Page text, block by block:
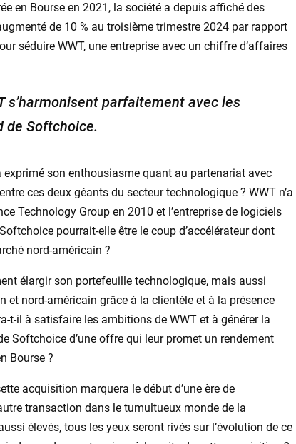
en Bourse en 2021, la société a depuis affiché des
de 10 % au troisième trimestre 2024 par rapport
séduire WWT, une entreprise avec un chiffre d’affaires
s’harmonisent parfaitement avec les
de Softchoice.
son enthousiasme quant au partenariat avec
ces deux géants du secteur technologique ? WWT n’a
Technology Group en 2010 et l’entreprise de logiciels
pourrait-elle être le coup d’accélérateur dont
nord-américain ?
élargir son portefeuille technologique, mais aussi
et nord-américain grâce à la clientèle et à la présence
t-il à satisfaire les ambitions de WWT et à générer la
Softchoice d’une offre qui leur promet un rendement
Bourse ?
acquisition marquera le début d’une ère de
transaction dans le tumultueux monde de la
élevés, tous les yeux seront rivés sur l’évolution de ce